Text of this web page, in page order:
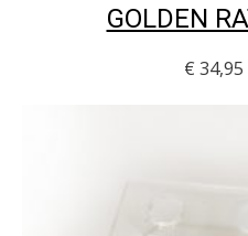
GOLDEN
€ 34,95